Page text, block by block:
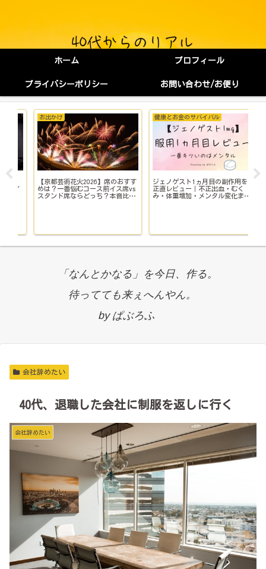
ホーム プロフィール
プライバシーポリシー お問い合わせ/お便り
お出かけ
【京都芸術花火2026】席のおすす
めは？一番悩むコース前イス席vs
スタンド席ならどっち？本音比
健康とお金のサバイバル
ジェノゲスト1ヵ月目の副作用を
正直レビュー｜不正出血・むく
み・体重増加・メンタル変化まで
「なんとかなる」を今日、作る。
待ってても来ぇへんやん。
by ぱぶろふ
会社辞めたい
40代、退職した会社に制服を返しに行く
会社辞めたい